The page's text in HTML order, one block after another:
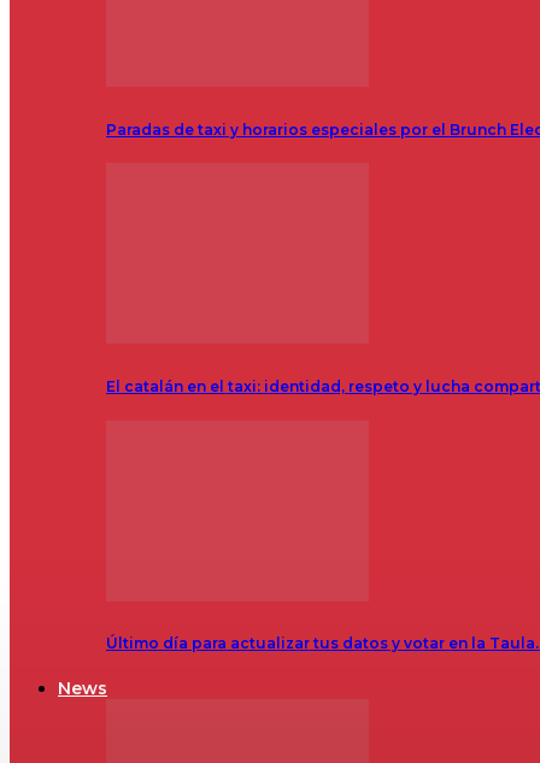
Paradas de taxi y horarios especiales por el Brunch
El catalán en el taxi: identidad, respeto y lucha
Último día para actualizar tus datos y votar en la
News